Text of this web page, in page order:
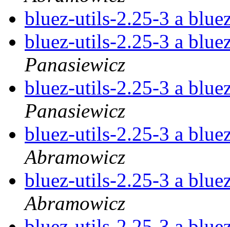
bluez-utils-2.25-3 a
bluez-utils-2.25-3 a
Panasiewicz
bluez-utils-2.25-3 a
Panasiewicz
bluez-utils-2.25-3 a
Abramowicz
bluez-utils-2.25-3 a
Abramowicz